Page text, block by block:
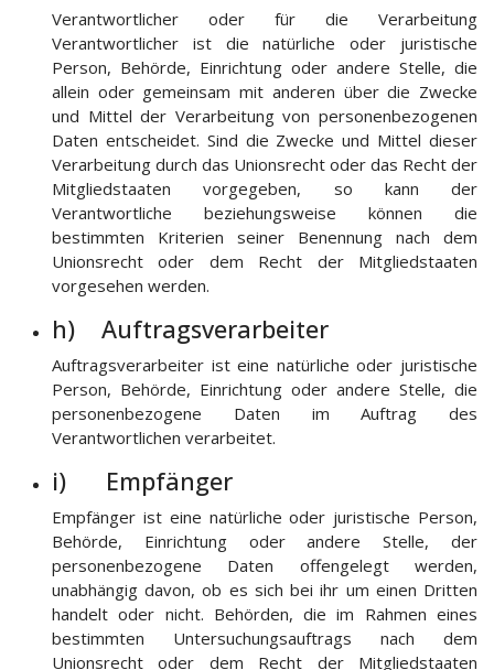
Verantwortlicher oder für die Verarbeitung
Verantwortlicher ist die natürliche oder juristische
Person, Behörde, Einrichtung oder andere Stelle, die
allein oder gemeinsam mit anderen über die Zwecke
und Mittel der Verarbeitung von personenbezogenen
Daten entscheidet. Sind die Zwecke und Mittel dieser
Verarbeitung durch das Unionsrecht oder das Recht der
Mitgliedstaaten vorgegeben, so kann der
Verantwortliche beziehungsweise können die
bestimmten Kriterien seiner Benennung nach dem
Unionsrecht oder dem Recht der Mitgliedstaaten
vorgesehen werden.
h) Auftragsverarbeiter
Auftragsverarbeiter ist eine natürliche oder juristische
Person, Behörde, Einrichtung oder andere Stelle, die
personenbezogene Daten im Auftrag des
Verantwortlichen verarbeitet.
i) Empfänger
Empfänger ist eine natürliche oder juristische Person,
Behörde, Einrichtung oder andere Stelle, der
personenbezogene Daten offengelegt werden,
unabhängig davon, ob es sich bei ihr um einen Dritten
handelt oder nicht. Behörden, die im Rahmen eines
bestimmten Untersuchungsauftrags nach dem
Unionsrecht oder dem Recht der Mitgliedstaaten